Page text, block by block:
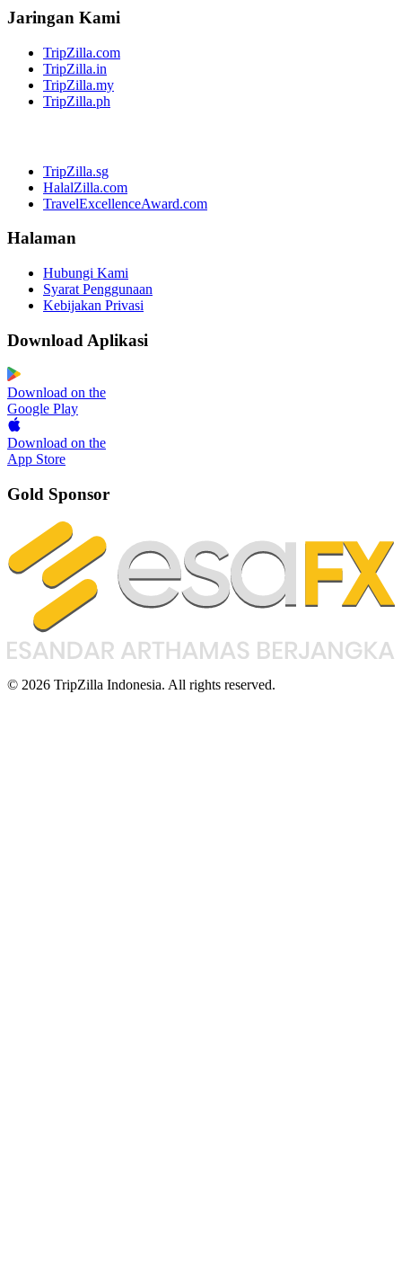
Jaringan Kami
TripZilla.com
TripZilla.in
TripZilla.my
TripZilla.ph
TripZilla.sg
HalalZilla.com
TravelExcellenceAward.com
Halaman
Hubungi Kami
Syarat Penggunaan
Kebijakan Privasi
Download Aplikasi
Download on the
Google Play
Download on the
App Store
Gold Sponsor
© 2026 TripZilla Indonesia. All rights reserved.